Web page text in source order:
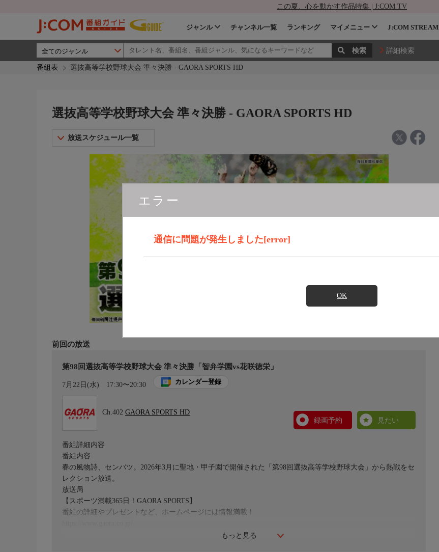
この夏、心を動かす作品特集 | J:COM TV
ジャンル チャンネル一覧 ランキング マイメニュー J:COM STREAM
詳細検索
番組表 選抜高等学校野球大会 準々決勝 - GAORA SPORTS HD
エラー
通信に問題が発生しました[error]
OK
選抜高等学校野球大会 準々決勝 - GAORA SPORTS HD
放送スケジュール一覧
前回の放送
第98回選抜高等学校野球大会 準々決勝「智弁学園vs花咲徳栄」
7月22日(水) 17:30〜20:30 カレンダー登録
Ch.402 GAORA SPORTS HD
録画予約
見たい
もっと見る
番組詳細内容
番組内容
春の風物詩、センバツ。2026年3月に聖地・甲子園で開催された「第98回選抜高等学校野球大会」から熱戦をセ
レクション放送。
放送局
【スポーツ満載365日！GAORA SPORTS】
番組の詳細やプレゼントなど、ホームページには情報満載！